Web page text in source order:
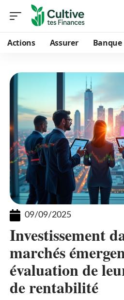
Actions Assurer Banque
09/09/2025
Investissement
marchés
évaluation de
de rentabilité